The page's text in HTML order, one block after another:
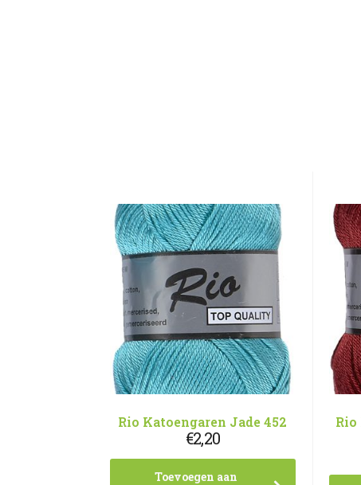
Rio Katoengaren Jade 452
€2,20
Toevoegen aan
Rio